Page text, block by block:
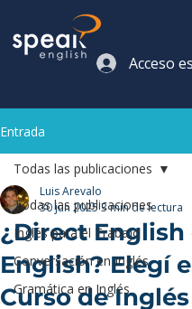
Acceso
Entrada
Todas las publicaciones
Inglés para el Trabajo
Conversación en Inglés
Gramática en Inglés
Todas las publicaciones
¿Direct English
English? Elegí
Curso de
Luis Arevalo
30 jun 2025 3 min de lectura